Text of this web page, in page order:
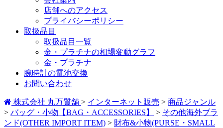
店舗へのアクセス
プライバシーポリシー
取扱品目
取扱品目一覧
金・プラチナの相場変動グラフ
金・プラチナ
腕時計の電池交換
お問い合わせ
株式会社 丸万質舗 > インターネット販売 > 商品ジャンル
> バッグ・小物【BAG・ACCESSORIES】 > その他海外ブラ
ンド(OTHER IMPORT ITEM) > 財布&小物(PURSE・SMALL